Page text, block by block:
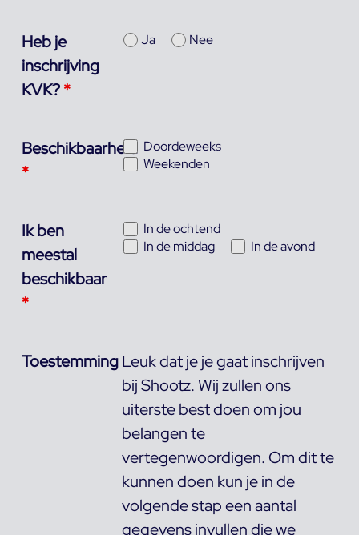
Heb je
inschrijving
KVK?*
Ja Nee
Beschikbaarheid
*
Doordeweeks
Weekenden
Ik ben
meestal
beschikbaar
*
In de ochtend
In de middag
In de avond
ToestemmingLeuk dat je je gaat inschrijven
bij Shootz. Wij zullen ons
uiterste best doen om jou
belangen te
vertegenwoordigen. Om dit te
kunnen doen kun je in de
volgende stap een aantal
gegevens invullen die we